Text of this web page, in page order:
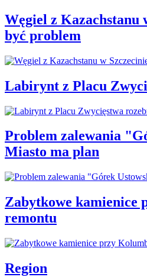
Węgiel z Kazachstanu
być problem
Labirynt z Placu
Problem zalewania
Miasto ma plan
Zabytkowe kamienice
remontu
Region